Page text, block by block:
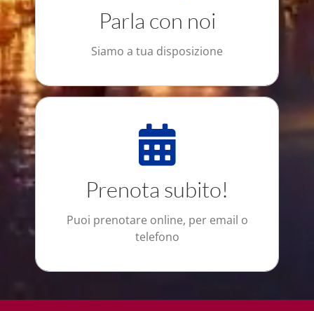
Parla con noi
Siamo a tua disposizione
PRENOTA ORA !
Prenota subito!
Puoi prenotare online, per email o
telefono
E' semplice e sicuro
Ti diamo la libertà di scegliere tu come
web.
PRENOTA ADESSO !